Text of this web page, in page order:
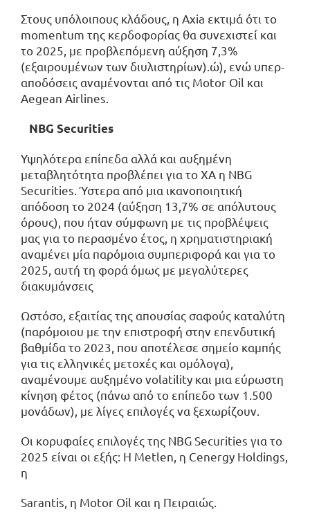
Στους υπόλοιπους κλάδους, η Axia εκτιμά ότι το
momentum της κερδοφορίας θα συνεχιστεί και
το 2025, με προβλεπόμενη αύξηση 7,3%
(εξαιρουμένων των διυλιστηρίων).ώ), ενώ υπερ-
αποδόσεις αναμένονται από τις Motor Oil και
Aegean Airlines.
NBG Securities
Υψηλότερα επίπεδα αλλά και αυξημένη
μεταβλητότητα προβλέπει για το ΧΑ η NBG
Securities. Ύστερα από μια ικανοποιητική
απόδοση το 2024 (αύξηση 13,7% σε απόλυτους
όρους), που ήταν σύμφωνη με τις προβλέψεις
μας για το περασμένο έτος, η χρηματιστηριακή
αναμένει μία παρόμοια συμπεριφορά και για το
2025, αυτή τη φορά όμως με μεγαλύτερες
διακυμάνσεις
Ωστόσο, εξαιτίας της απουσίας σαφούς καταλύτη
(παρόμοιου με την επιστροφή στην επενδυτική
βαθμίδα το 2023, που αποτέλεσε σημείο καμπής
για τις ελληνικές μετοχές και ομόλογα),
αναμένουμε αυξημένο volatility και μια εύρωστη
κίνηση φέτος (πάνω από το επίπεδο των 1.500
μονάδων), με λίγες επιλογές να ξεχωρίζουν.
Οι κορυφαίες επιλογές της NBG Securities για το
2025 είναι οι εξής: H Metlen, η Cenergy Holdings,
η
Sarantis, η Mοtor Oil και η Πειραιώς.